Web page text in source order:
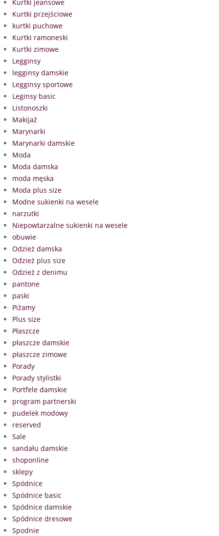
Kurtki jeansowe
Kurtki przejściowe
kurtki puchowe
Kurtki ramoneski
Kurtki zimowe
Legginsy
legginsy damskie
Legginsy sportowe
Leginsy basic
Listonoszki
Makijaż
Marynarki
Marynarki damskie
Moda
Moda damska
moda męska
Moda plus size
Modne sukienki na wesele
narzutki
Niepowtarzalne sukienki na wesele
obuwie
Odzież damska
Odzież plus size
Odzież z denimu
pantone
paski
Piżamy
Plus size
Płaszcze
płaszcze damskie
płaszcze zimowe
Porady
Porady stylistki
Portfele damskie
program partnerski
pudelek modowy
reserved
Sale
sandału damskie
shoponline
sklepy
Spódnice
Spódnice basic
Spódnice damskie
Spódnice dresowe
Spodnie